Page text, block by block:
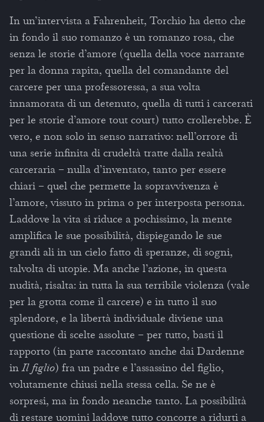
In un’intervista a Fahrenheit, Torchio ha detto che
in fondo il suo romanzo è un romanzo rosa, che
senza le storie d’amore (quella della voce narrante
per la donna rapita, quella del comandante del
carcere per una professoressa, a sua volta
innamorata di un detenuto, quella di tutti i carcerati
per le storie d’amore tout court) tutto crollerebbe. È
vero, e non solo in senso narrativo: nell’orrore di
una serie infinita di crudeltà tratte dalla realtà
carceraria – nulla d’inventato, tanto per essere
chiari – quel che permette la sopravvivenza è
l’amore, vissuto in prima o per interposta persona.
Laddove la vita si riduce a pochissimo, la mente
amplifica le sue possibilità, dispiegando le sue
grandi ali in un cielo fatto di speranze, di sogni,
talvolta di utopie. Ma anche l’azione, in questa
nudità, risalta: in tutta la sua terribile violenza (vale
per la grotta come il carcere) e in tutto il suo
splendore, e la libertà individuale diviene una
questione di scelte assolute – per tutto, basti il
rapporto (in parte raccontato anche dai Dardenne
inIl figlio) fra un padre e l’assassino del figlio,
volutamente chiusi nella stessa cella. Se ne è
sorpresi, ma in fondo neanche tanto. La possibilità
di restare uomini laddove tutto concorre a ridurti a